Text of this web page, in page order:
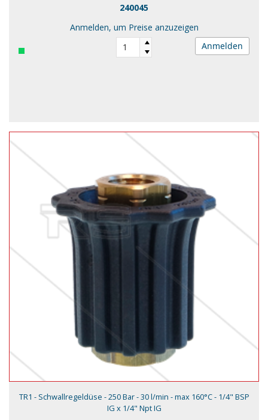
240045
Anmelden, um Preise anzuzeigen
Anmelden
TR1 - Schwallregeldüse - 250 Bar - 30 l/min - max 160°C - 1/4" BSP
IG x 1/4" Npt IG